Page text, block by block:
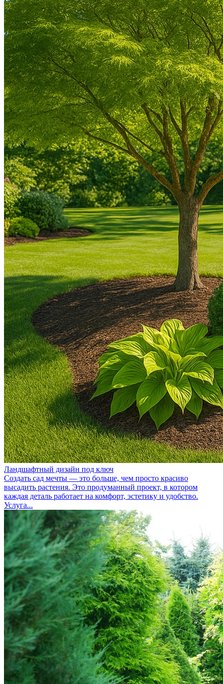
Ландшафтный дизайн под ключ
Создать сад мечты — это больше, чем просто красиво
высадить растения. Это продуманный проект, в котором
каждая деталь работает на комфорт, эстетику и удобство.
Услуга...